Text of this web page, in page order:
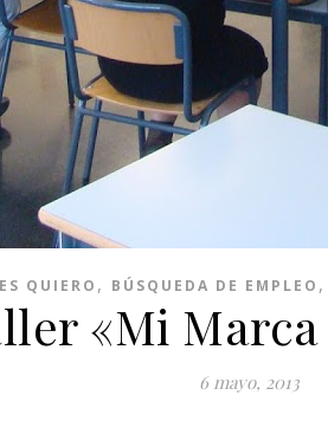
QUIERO , BÚSQUEDA DE EMPLEO ,
«Mi
6 mayo, 2013